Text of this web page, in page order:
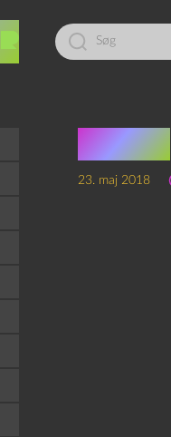
Led
efter:
Arven
23. maj 2018